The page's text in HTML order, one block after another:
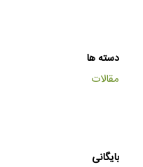
دسته ها
مقالات
بایگانی